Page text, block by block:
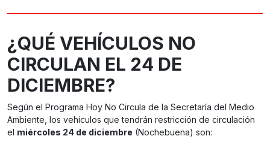
¿QUÉ VEHÍCULOS NO
CIRCULAN EL 24 DE
DICIEMBRE?
Según el Programa Hoy No Circula de la Secretaría del Medio
Ambiente, los vehículos que tendrán restricción de circulación
el miércoles 24 de diciembre (Nochebuena) son: